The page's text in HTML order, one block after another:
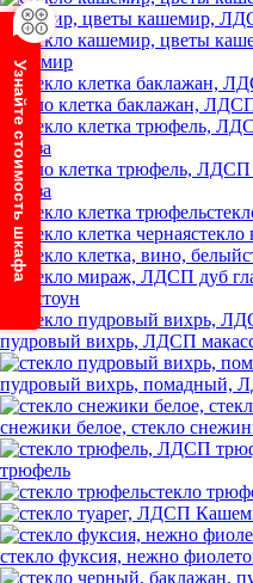
кашемир, цветы кашемир,
кашемир
стекло клетка баклажан,
стекло клетка трюфель,
береза
стекло
гладстоун
пудровый вихрь, ЛДСП
пудровый вихрь, помадный,
снежики белое, стекло
трюфель
стекло
стекло фуксия, нежно
Узнайте стоимость шкафа